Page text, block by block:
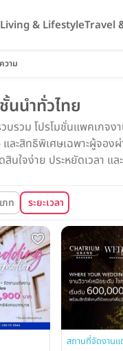
Living & LifestyleTravel
วาม
นนำทั่วไทย
วม โปรโมชั่นแพคเกจง
ะสิทธิพิเศษเฉพาะผู้จ
นใจง่าย ประหยัดเวลา
(วรบุระ หัวหิน รีสอร์ท แอน
ภท ระยะเวลา
สถานที่จัดงานแ